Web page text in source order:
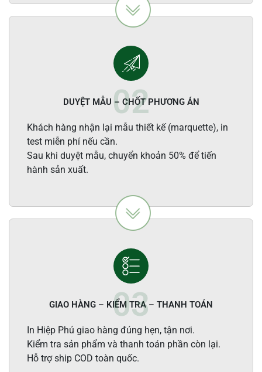
DUYỆT MẪU – CHỐT PHƯƠNG ÁN
Khách hàng nhận lại mẫu thiết kế (marquette), in
test miễn phí nếu cần.
Sau khi duyệt mẫu, chuyển khoản 50% để tiến
hành sản xuất.
GIAO HÀNG – KIỂM TRA – THANH TOÁN
In Hiệp Phú giao hàng đúng hẹn, tận nơi.
Kiểm tra sản phẩm và thanh toán phần còn lại.
Hỗ trợ ship COD toàn quốc.